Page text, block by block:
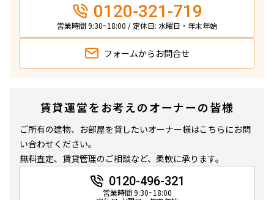
0120-321-719
営業時間 9:30~18:00 / 定休日: 水曜日・年末年始
フォームから お問合せ
賃貸運営をお考えのオーナーの皆様
ご所有の建物、お部屋を貸したいオーナー様はこちらにお問
い合わせください。
無料査定、賃貸管理のご相談など、柔軟に承ります。
0120-496-321
営業時間 9:30~18:00